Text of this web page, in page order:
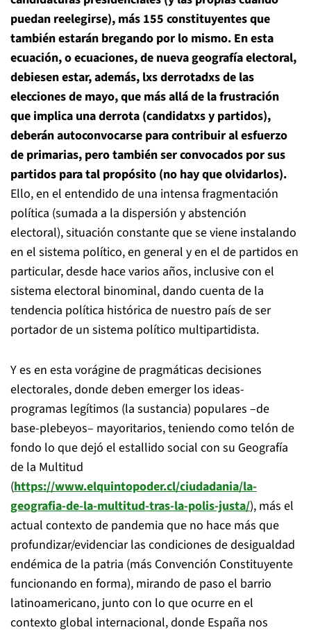
puedan reelegirse), más 155 constituyentes que
también estarán bregando por lo mismo. En esta
ecuación, o ecuaciones, de nueva geografía electoral,
debiesen estar, además, lxs derrotadxs de las
elecciones de mayo, que más allá de la frustración
que implica una derrota (candidatxs y partidos),
deberán autoconvocarse para contribuir al esfuerzo
de primarias, pero también ser convocados por sus
partidos para tal propósito (no hay que olvidarlos).
Ello, en el entendido de una intensa fragmentación
política (sumada a la dispersión y abstención
electoral), situación constante que se viene instalando
en el sistema político, en general y en el de partidos en
particular, desde hace varios años, inclusive con el
sistema electoral binominal, dando cuenta de la
tendencia política histórica de nuestro país de ser
portador de un sistema político multipartidista.
Y es en esta vorágine de pragmáticas decisiones
electorales, donde deben emerger los ideas-
programas legítimos (la sustancia) populares –de
base-plebeyos– mayoritarios, teniendo como telón de
fondo lo que dejó el estallido social con su Geografía
de la Multitud
(https://www.elquintopoder.cl/ciudadania/la-
geografia-de-la-multitud-tras-la-polis-justa/), más el
actual contexto de pandemia que no hace más que
profundizar/evidenciar las condiciones de desigualdad
endémica de la patria (más Convención Constituyente
funcionando en forma), mirando de paso el barrio
latinoamericano, junto con lo que ocurre en el
contexto global internacional, donde España nos